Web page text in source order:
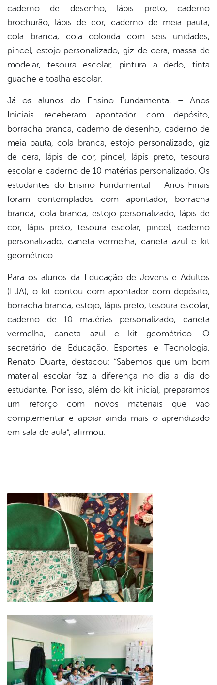
caderno de desenho, lápis preto, caderno
brochurão, lápis de cor, caderno de meia pauta,
cola branca, cola colorida com seis unidades,
pincel, estojo personalizado, giz de cera, massa de
modelar, tesoura escolar, pintura a dedo, tinta
guache e toalha escolar.
Já os alunos do Ensino Fundamental – Anos
Iniciais receberam apontador com depósito,
borracha branca, caderno de desenho, caderno de
meia pauta, cola branca, estojo personalizado, giz
de cera, lápis de cor, pincel, lápis preto, tesoura
escolar e caderno de 10 matérias personalizado. Os
estudantes do Ensino Fundamental – Anos Finais
foram contemplados com apontador, borracha
branca, cola branca, estojo personalizado, lápis de
cor, lápis preto, tesoura escolar, pincel, caderno
personalizado, caneta vermelha, caneta azul e kit
geométrico.
Para os alunos da Educação de Jovens e Adultos
(EJA), o kit contou com apontador com depósito,
borracha branca, estojo, lápis preto, tesoura escolar,
caderno de 10 matérias personalizado, caneta
vermelha, caneta azul e kit geométrico. O
secretário de Educação, Esportes e Tecnologia,
Renato Duarte, destacou: “Sabemos que um bom
material escolar faz a diferença no dia a dia do
estudante. Por isso, além do kit inicial, preparamos
um reforço com novos materiais que vão
complementar e apoiar ainda mais o aprendizado
em sala de aula”, afirmou.